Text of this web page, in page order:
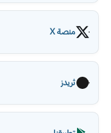
منصة X
ثريدز